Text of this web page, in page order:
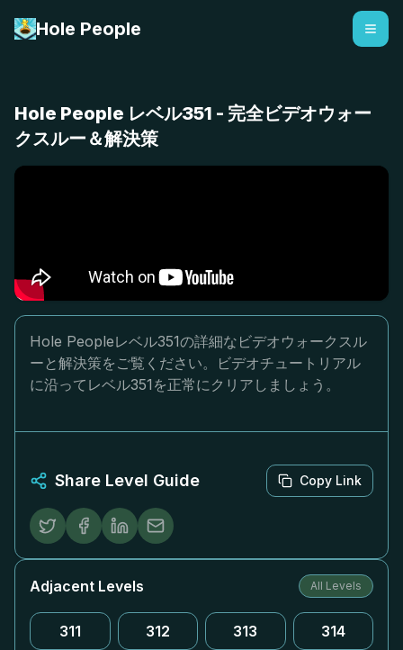
Hole People
Hole People レベル351 - 完全ビデオウォー
クスルー＆解決策
Hole Peopleレベル351の詳細なビデオウォークスル
ーと解決策をご覧ください。ビデオチュートリアル
に沿ってレベル351を正常にクリアしましょう。
Share Level Guide Copy Link
Adjacent Levels All Levels
311 312 313 314